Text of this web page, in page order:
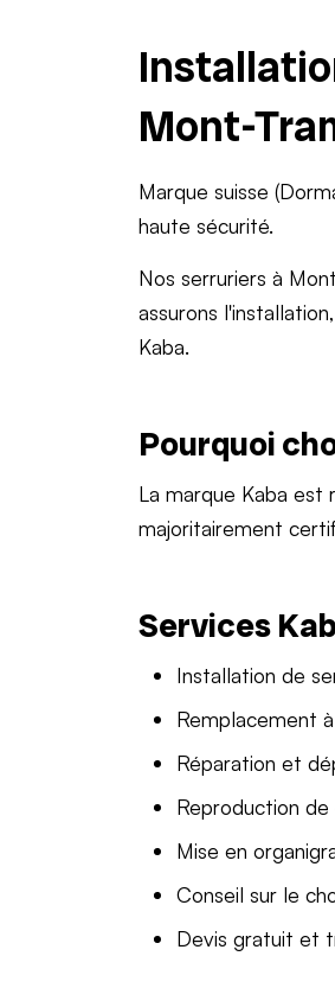
Mont-
Marque suisse
haute sécurité.
Nos serruriers à
assurons
Kaba.
Pourquoi
La marque Kaba est
majoritairement
Services
Installation de
Remplacement
Réparation et
Reproduction
Mise en
Conseil sur le
Devis gratuit et